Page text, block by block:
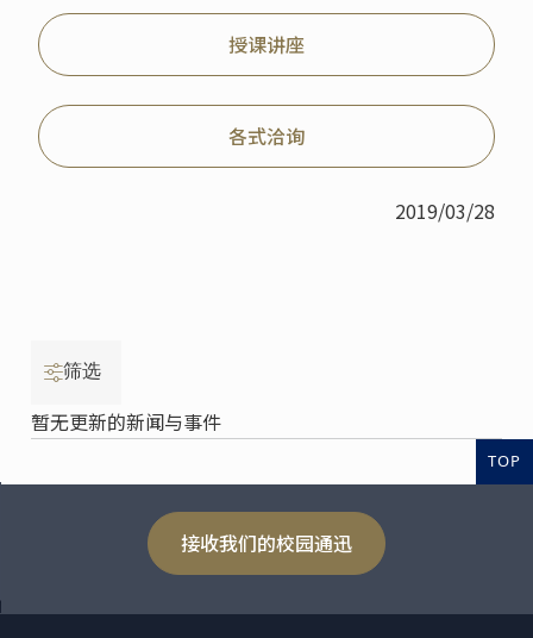
授课讲座
各式洽询
2019/03/28
筛选
暂无更新的新闻与事件
TOP
接收我们的校园通迅